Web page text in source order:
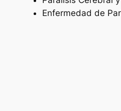
Enfermedad de